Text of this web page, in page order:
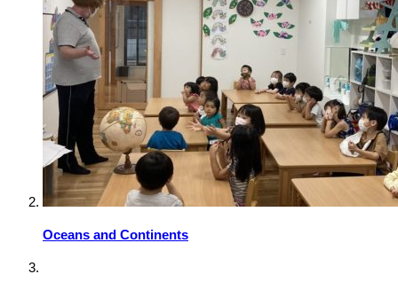
Oceans and Continents